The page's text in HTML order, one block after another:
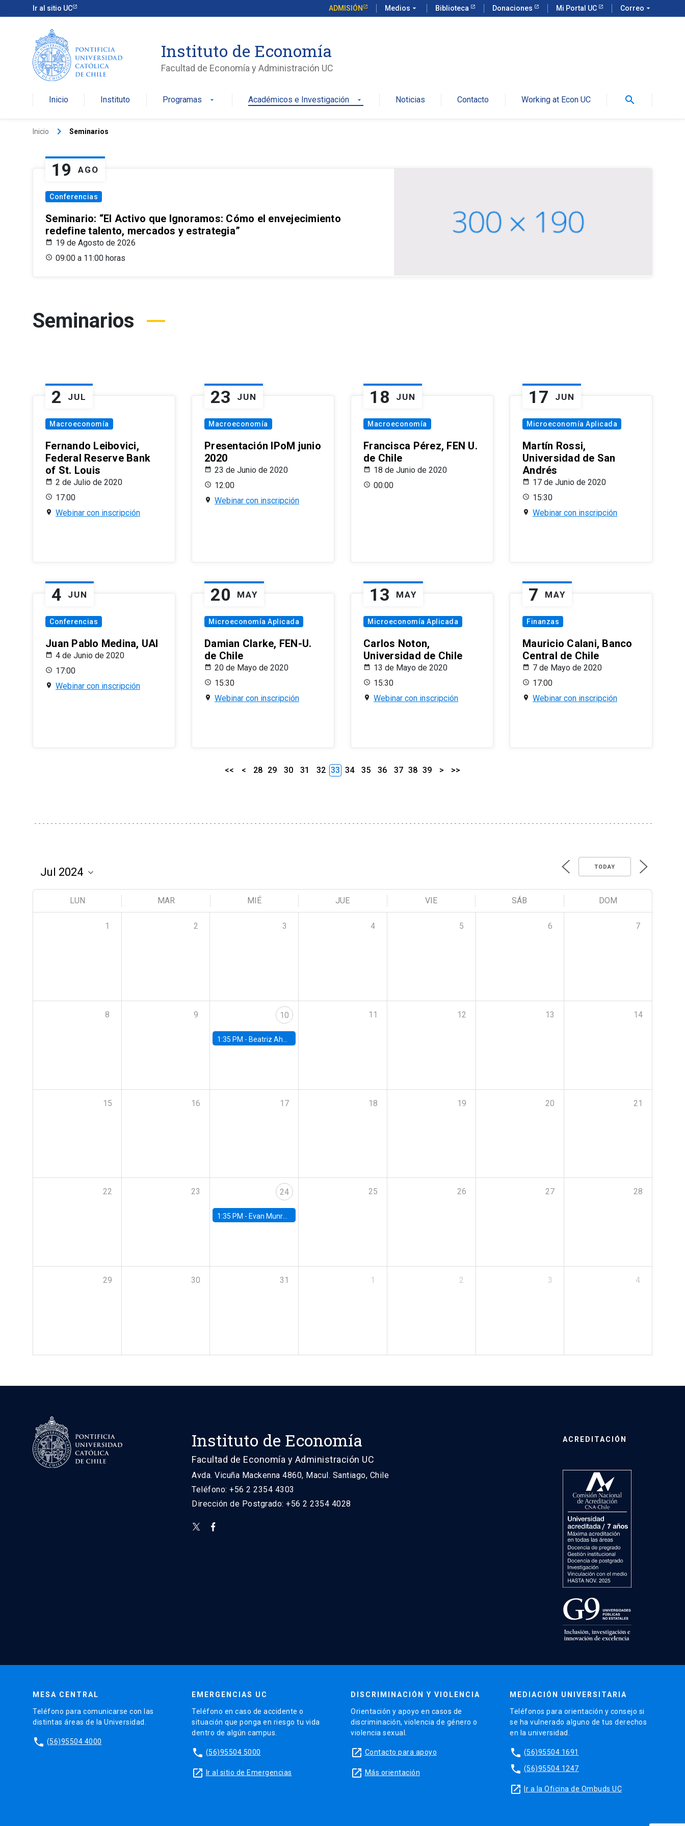
Ir al sitio UC ADMISIÓN Medios arrow_drop_down Biblioteca Donaciones Mi Portal UC Correo arrow_drop_down
Instituto de Economía
Facultad de Economía y Administración UC
Inicio Instituto Programas arrow_drop_down Académicos e Investigación arrow_drop_down Noticias Contacto Working at Econ UC search
Inicio keyboard_arrow_right Seminarios
19 AGO
Conferencias
Seminario: “El Activo que Ignoramos: Cómo el envejecimiento
redefine talento, mercados y estrategia”
19 de Agosto de 2026
09:00 a 11:00 horas
Seminarios
2 JUL
Macroeconomía
Fernando Leibovici,
Federal Reserve Bank
of St. Louis
2 de Julio de 2020
17:00
Webinar con inscripción
23 JUN
Macroeconomía
Presentación IPoM junio
2020
23 de Junio de 2020
12:00
Webinar con inscripción
18 JUN
Macroeconomía
Francisca Pérez, FEN U.
de Chile
18 de Junio de 2020
00:00
17 JUN
Microeconomía Aplicada
Martín Rossi,
Universidad de San
Andrés
17 de Junio de 2020
15:30
Webinar con inscripción
4 JUN
Conferencias
Juan Pablo Medina, UAI
4 de Junio de 2020
17:00
Webinar con inscripción
20 MAY
Microeconomía Aplicada
Damian Clarke, FEN-U.
de Chile
20 de Mayo de 2020
15:30
Webinar con inscripción
13 MAY
Microeconomía Aplicada
Carlos Noton,
Universidad de Chile
13 de Mayo de 2020
15:30
Webinar con inscripción
7 MAY
Finanzas
Mauricio Calani, Banco
Central de Chile
7 de Mayo de 2020
17:00
Webinar con inscripción
<< < 28 29 30 31 32 33 34 35 36 37 38 39 > >>
TODAY
LUN MAR MIÉ JUE VIE SÁB DOM
1 2 3 4 5 6 7
8 9 10
1:35 PM - Beatriz Ahumada, PhD candidate, Universidad de Pittsburgh
11 12 13 14
15 16 17 18 19 20 21
22 23 24
1:35 PM - Evan Munro, Neyman Visiting Assistant Professor in the Department of Statistics at UC Berkeley
25 26 27 28
29 30 31 1 2 3 4
Instituto de Economía
Facultad de Economía y Administración UC
Avda. Vicuña Mackenna 4860, Macul. Santiago, Chile
Teléfono: +56 2 2354 4303
Dirección de Postgrado: +56 2 2354 4028
ACREDITACIÓN
MESA CENTRAL
Teléfono para comunicarse con las
distintas áreas de la Universidad.
phone (56)95504 4000
EMERGENCIAS UC
Teléfono en caso de accidente o
situación que ponga en riesgo tu vida
dentro de algún campus.
phone (56)95504 5000
launch Ir al sitio de Emergencias
DISCRIMINACIÓN Y VIOLENCIA
Orientación y apoyo en casos de
discriminación, violencia de género o
violencia sexual.
launch Contacto para apoyo
launch Más orientación
MEDIACIÓN UNIVERSITARIA
Teléfonos para orientación y consejo si
se ha vulnerado alguno de tus derechos
en la universidad.
phone (56)95504 1691
phone (56)95504 1247
launch Ir a la Oficina de Ombuds UC